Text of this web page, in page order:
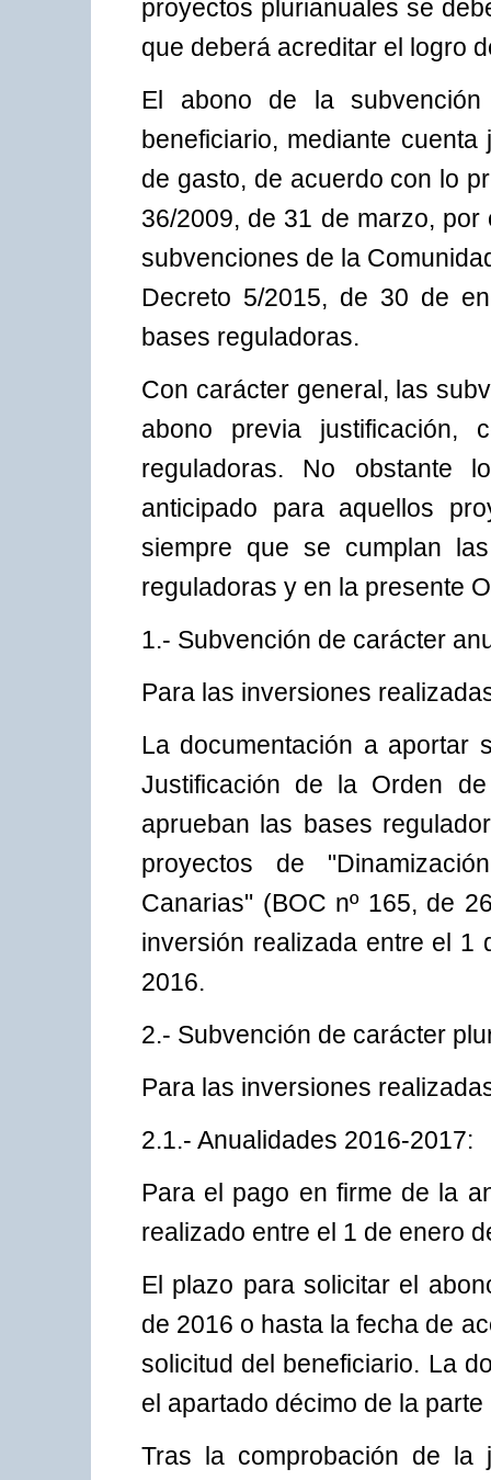
proyectos plurianuales se
que deberá acreditar el logro
El abono de la
beneficiario, mediante
de gasto, de acuerdo con lo
36/2009, de 31 de marzo,
subvenciones de la
Decreto 5/2015, de 30 de
bases reguladoras.
Con carácter general, las
abono previa
reguladoras. No obstante
anticipado para aquellos
siempre que se cumplan
reguladoras y en la presente
1.- Subvención de carácter
Para las inversiones
La documentación a aportar
Justificación de la Orden
aprueban las bases
proyectos de
Canarias" (BOC nº 165, de
inversión realizada entre el 1
2016.
2.- Subvención de carácter
Para las inversiones
2.1.- Anualidades 2016-2017:
Para el pago en firme de la
realizado entre el 1 de enero
El plazo para solicitar el
de 2016 o hasta la fecha de
solicitud del beneficiario. La
el apartado décimo de la
Tras la comprobación de la